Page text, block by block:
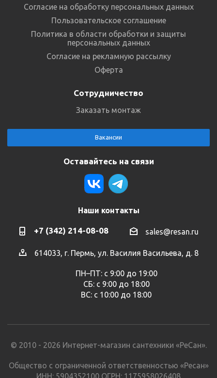
Согласие на обработку персональных данных
Пользовательское соглашение
Политика в области обработки и защиты
персональных данных
Согласие на рекламную рассылку
Оферта
Сотрудничество
Заказать монтаж
Вакансии
Оставайтесь на связи
Наши контакты
+7 (342) 214-08-08 sales@resan.ru
614033, г. Пермь, ул. Василия Васильева, д. 8
ПН–ПТ: с 9:00 до 19:00
СБ: с 9:00 до 18:00
ВС: с 10:00 до 18:00
© 2010 - 2026 Интернет-магазин сантехники «РеСан».
Общество с ограниченной ответственностью «Ресан»
ИНН: 5904352100 ОГРН: 1175958026408